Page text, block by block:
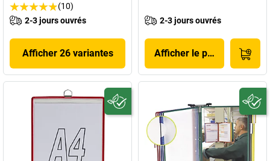
(10)
2-3 jours ouvrés
Afficher 26 variantes
2-3 jours ouvrés
Afficher le produit